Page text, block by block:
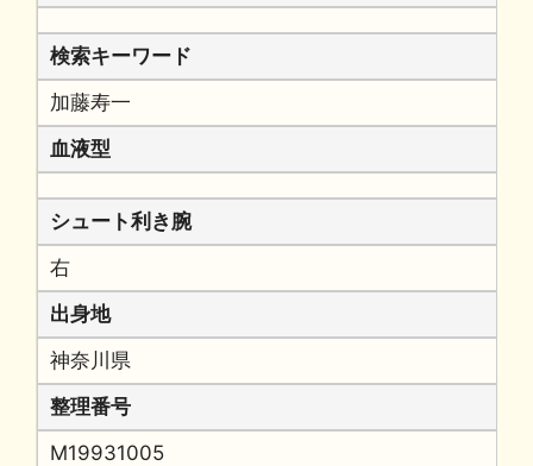
検索キーワード
加藤寿一
血液型
シュート利き腕
右
出身地
神奈川県
整理番号
M19931005